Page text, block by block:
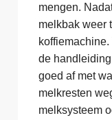
mengen.
melkbak weer
de
goed af met
melkresten
melksysteem